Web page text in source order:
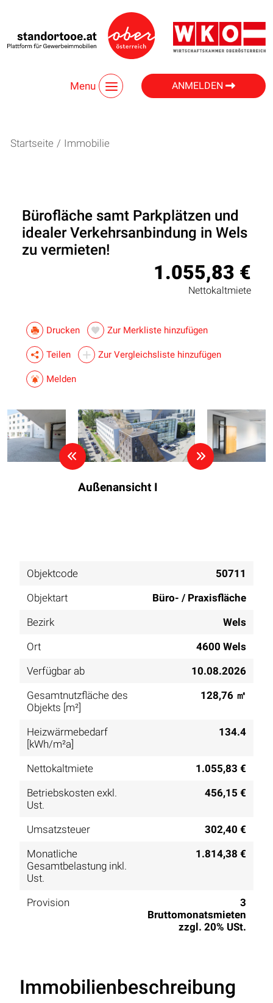
Menu ANMELDEN
Startseite / Immobilie
Bürofläche samt Parkplätzen und
idealer Verkehrsanbindung in Wels
zu vermieten!
1.055,83 €
Nettokaltmiete
Drucken Zur Merkliste hinzufügen
Teilen Zur Vergleichsliste hinzufügen
Melden
Außenansicht I
Objektcode
50711
Objektart
Büro- / Praxisfläche
Bezirk
Wels
Ort
4600 Wels
Verfügbar ab
10.08.2026
Gesamtnutzfläche des
Objekts [m²]
128,76 ㎡
Heizwärmebedarf
[kWh/m²a]
134.4
Nettokaltmiete
1.055,83 €
Betriebskosten exkl.
Ust.
456,15 €
Umsatzsteuer
302,40 €
Monatliche
Gesamtbelastung inkl.
Ust.
1.814,38 €
Provision
3
Bruttomonatsmieten
zzgl. 20% USt.
Immobilienbeschreibung